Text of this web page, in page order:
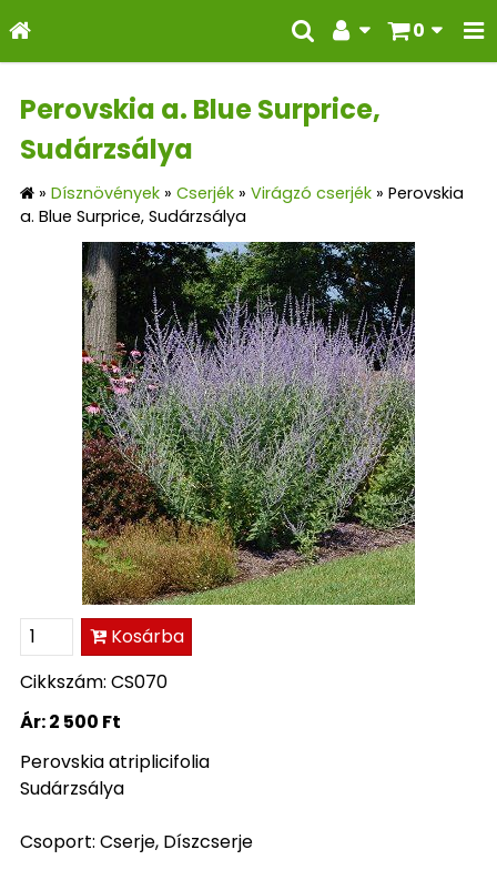
0
Perovskia a. Blue Surprice,
Sudárzsálya
» Dísznövények » Cserjék » Virágzó cserjék » Perovskia
a. Blue Surprice, Sudárzsálya
Kosárba
Cikkszám: CS070
Ár:2 500 Ft
Perovskia atriplicifolia
Sudárzsálya
Csoport: Cserje, Díszcserje